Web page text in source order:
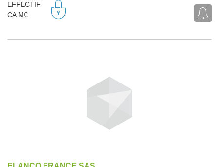
EFFECTIF
CA M€